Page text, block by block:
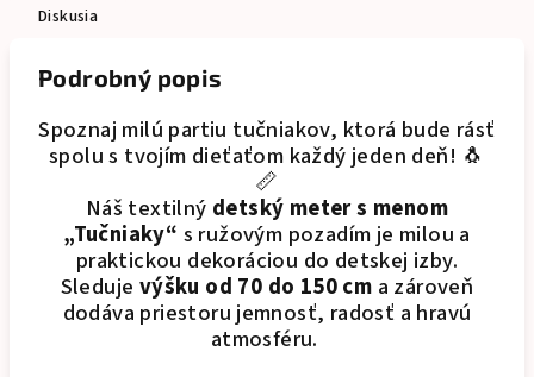
Diskusia
Podrobný popis
Spoznaj milú partiu tučniakov, ktorá bude rásť
spolu s tvojím dieťaťom každý jeden deň! 🐧
📏
Náš textilný detský meter s menom
„Tučniaky“ s ružovým pozadím je milou a
praktickou dekoráciou do detskej izby.
Sleduje výšku od 70 do 150 cm a zároveň
dodáva priestoru jemnosť, radosť a hravú
atmosféru.